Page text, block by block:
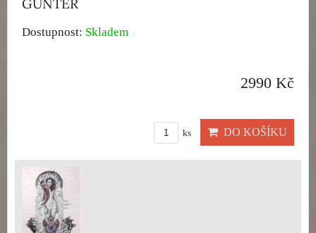
GÜNTER
Dostupnost: Skladem
2990 Kč
ks DO KOŠÍKU